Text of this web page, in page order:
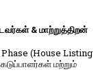
& மாற்றுத்திறன்
(House Listing
மற்றும்